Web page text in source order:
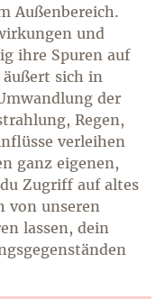
Außenbereich.
und
ihre Spuren auf
sich in
der
Regen,
verleihen
ganz eigenen,
Zugriff auf altes
von unseren
lassen, dein